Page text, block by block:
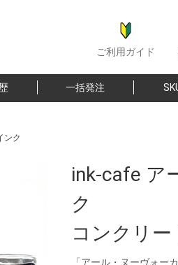
ご利用ガイド
一括発注
ンク
ink-cafe ア
ク
コンクリー
「アール・ヌーヴォー